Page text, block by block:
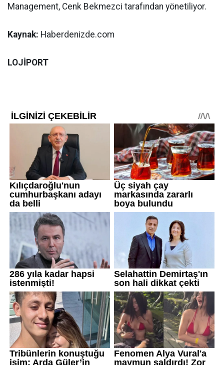
Management, Cenk Bekmezci tarafından yönetiliyor.
Kaynak: Haberdenizde.com
LOJİPORT